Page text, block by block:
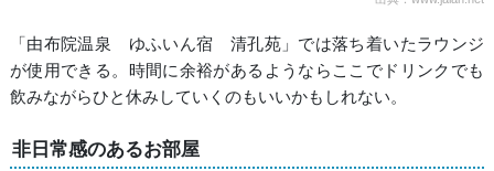
「由布院温泉 ゆふいん宿 清孔苑」では落ち着いたラウンジ
が使用できる。時間に余裕があるようならここでドリンクでも
飲みながらひと休みしていくのもいいかもしれない。
非日常感のあるお部屋